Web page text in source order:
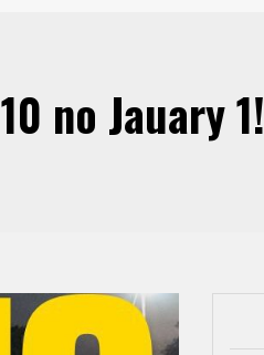
no Jauary 1!